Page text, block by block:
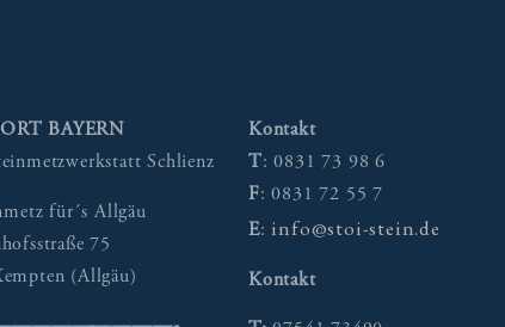
BAYERN
Schlienz
für´s Allgäu
75
(Allgäu)
Kontakt
T: 0831 73 98 6
F: 0831 72 55 7
E: info@stoi-stein.de
Kontakt